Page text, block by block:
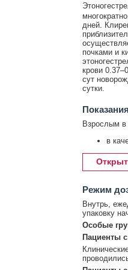
дней.
почками и
крови
сут
сутки.
Взрослым в
в
Режим
Внутрь,
упаковку
Особые
Пациенты